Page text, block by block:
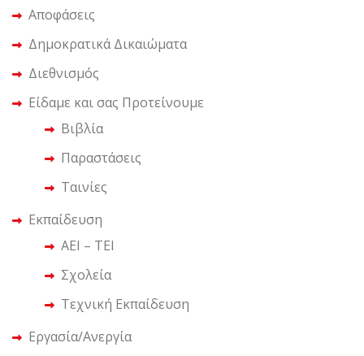
Αποφάσεις
Δημοκρατικά Δικαιώματα
Διεθνισμός
Είδαμε και σας Προτείνουμε
Βιβλία
Παραστάσεις
Ταινίες
Εκπαίδευση
ΑΕΙ – ΤΕΙ
Σχολεία
Τεχνική Εκπαίδευση
Εργασία/Ανεργία